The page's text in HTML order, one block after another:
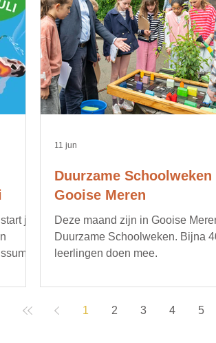
je
Duurzame Schoolweken
Gooise Meren
Deze maand zijn in Gooise
Duurzame Schoolweken. Bijna
leerlingen doen mee.
11 jun
1 2 3 4 5